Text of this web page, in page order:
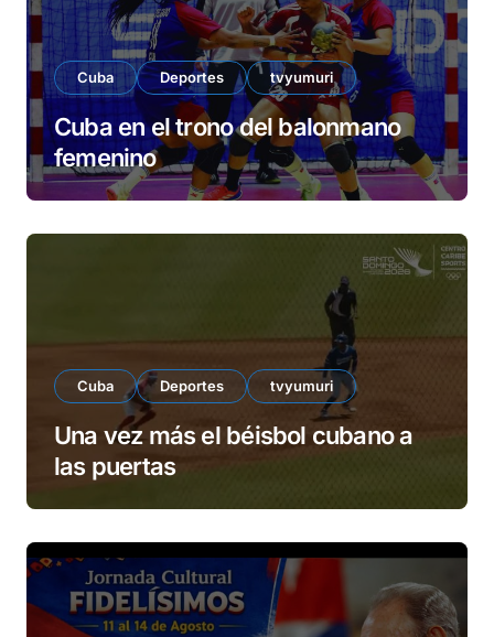
Cuba Deportes tvyumuri
Cuba en el trono del balonmano
femenino
Cuba Deportes tvyumuri
Una vez más el béisbol cubano a
las puertas